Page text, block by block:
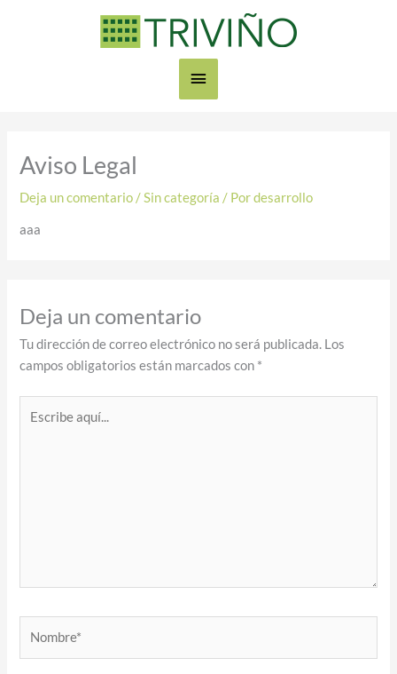
Menú
principal
Aviso Legal
Deja un comentario /Sin categoría / Pordesarrollo
aaa
Deja un comentario
Tu dirección de correo electrónico no será publicada. Los
campos obligatorios están marcados con *
aquí...